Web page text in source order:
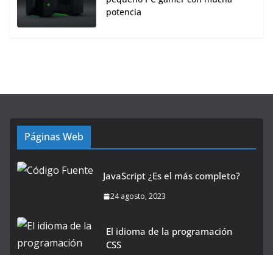
potencia
Páginas Web
JavaScript ¿Es el más completo?
24 agosto, 2023
El idioma de la programación
CSS